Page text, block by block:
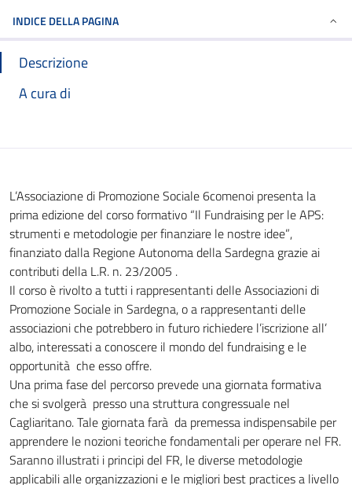
INDICE DELLA PAGINA
Descrizione
A cura di
L’Associazione di Promozione Sociale 6comenoi presenta la
prima edizione del corso formativo “Il Fundraising per le APS:
strumenti e metodologie per finanziare le nostre idee”,
finanziato dalla Regione Autonoma della Sardegna grazie ai
contributi della L.R. n. 23/2005 .
Il corso è rivolto a tutti i rappresentanti delle Associazioni di
Promozione Sociale in Sardegna, o a rappresentanti delle
associazioni che potrebbero in futuro richiedere l’iscrizione all’
albo, interessati a conoscere il mondo del fundraising e le
opportunità che esso offre.
Una prima fase del percorso prevede una giornata formativa
che si svolgerà presso una struttura congressuale nel
Cagliaritano. Tale giornata farà da premessa indispensabile per
apprendere le nozioni teoriche fondamentali per operare nel FR.
Saranno illustrati i principi del FR, le diverse metodologie
applicabili alle organizzazioni e le migliori best practices a livello